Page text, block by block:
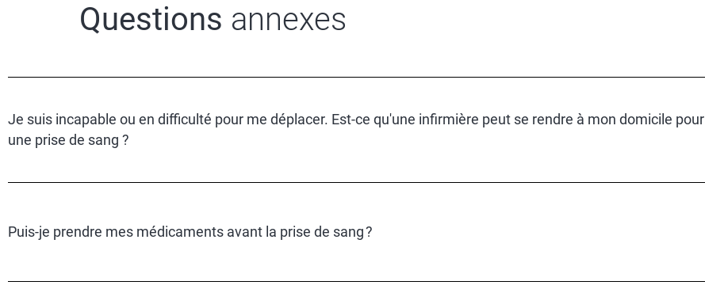
Questions annexes
Je suis incapable ou en difficulté pour me déplacer. Est-ce qu'une infirmière peut se rendre à mon domicile pour
une prise de sang ?
Puis-je prendre mes médicaments avant la prise de sang ?